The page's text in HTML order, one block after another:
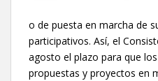
o de puesta en marcha de
participativos. Así, el
agosto el plazo para que
propuestas y proyectos en